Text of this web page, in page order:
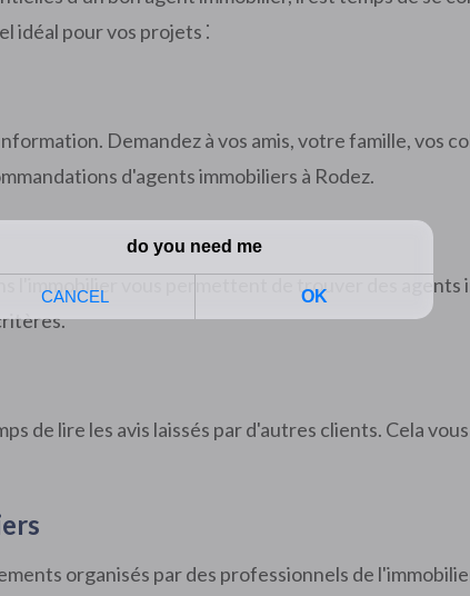
idéal pour vos projets ⁚
Demandez à vos amis, votre famille, vos
d'agents immobiliers à Rodez.
l'immobilier vous permettent de trouver des agents
de lire les avis laissés par d'autres clients. Cela
organisés par des professionnels de